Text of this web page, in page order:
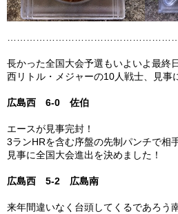
長かった全国大会予選もいよいよ最終日
西リトル・メジャーの10人戦士、見事
広島西 6-0 佐伯
エースが見事完封！
3ランHRを含む序盤の先制パンチで相
見事に全国大会進出を決めました！
広島西 5-2 広島南
来年間違いなく台頭してくるであろう